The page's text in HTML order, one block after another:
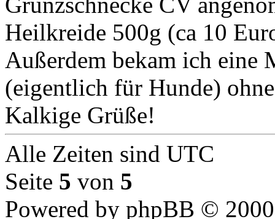
Heilkreide 500g (ca 10
Außerdem bekam ich eine
(eigentlich für Hunde)
Kalkige Grüße!
Alle Zeiten sind UTC
Seite 5 von 5
Powered by phpBB ©